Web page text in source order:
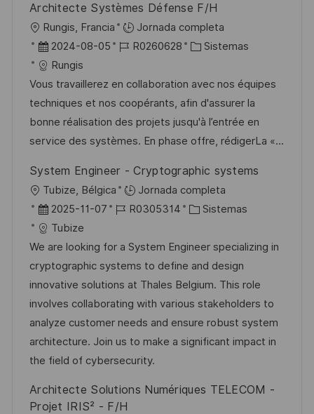
b
l
i
c
a
c
i
ó
n
o
Architecte Systèmes Défense F/H
U
b
c
a
c
i
n
Rungis, Francia
Jornada completa
F
e
c
h
a
d
p
u
b
i
c
a
c
i
ó
n
2024-08-05
I
d
e
e
m
R0260628
C
t
e
g
o
í
a
Sistemas
Rungis
Vous travaillerez en collaboration avec nos équipes
techniques et nos coopérants, afin d'assurer la
bonne réalisation des projets jusqu'à l’entrée en
service des systèmes. En phase offre, rédigerLa «...
System Engineer - Cryptographic systems
U
b
c
a
c
i
ó
n
Tubize, Bélgica
Jornada completa
F
e
c
h
a
d
e
p
u
l
2025-11-07
I
d
e
e
m
p
l
e
R0305314
C
t
e
g
o
r
í
Sistemas
Tubize
We are looking for a System Engineer specializing in
cryptographic systems to define and design
innovative solutions at Thales Belgium. This role
involves collaborating with various stakeholders to
analyze customer needs and ensure robust system
architecture. Join us to make a significant impact in
the field of cybersecurity.
Architecte Solutions Numériques TELECOM -
Projet IRIS² - F/H